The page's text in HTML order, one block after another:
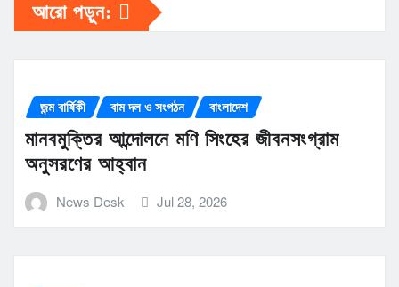
আরো পড়ুন:
জন্ম বার্ষিকী বাম দল ও সংগঠন বাংলাদেশ
মানবমুক্তির আন্দোলনে মণি সিংহের জীবনসংগ্রাম
অনুসরণের আহ্বান
News Desk Jul 28, 2026